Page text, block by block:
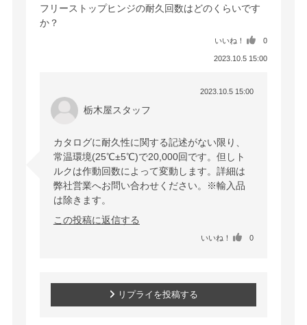
フリーストップヒンジの耐久回数はどのくらいです
か？
いいね！ 0
2023.10.5 15:00
2023.10.5 15:00
栃木屋スタッフ
カタログに耐久性に関する記述がない限り、
常温環境(25℃±5℃)で20,000回です。但しト
ルクは作動回数によって変動します。詳細は
弊社営業へお問い合わせください。※輸入品
は除きます。
この投稿に返信する
いいね！ 0
リプライを投稿する